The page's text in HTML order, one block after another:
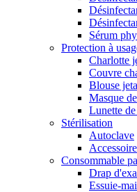
Sérum
Protection à
Charlotte
Couvre
Blouse
Masque
Lunette
Stérilisation
Autoclave
Consommable
Drap
Essuie-